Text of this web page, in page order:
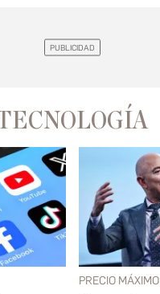
PRECIO MÁXIMO